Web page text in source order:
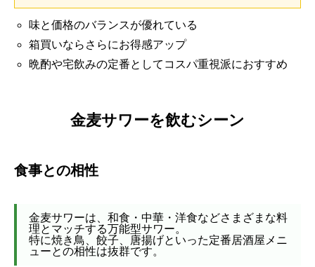
味と価格のバランスが優れている
箱買いならさらにお得感アップ
晩酌や宅飲みの定番としてコスパ重視派におすすめ
金麦サワーを飲むシーン
食事との相性
金麦サワーは、和食・中華・洋食などさまざまな料
理とマッチする万能型サワー。
特に焼き鳥、餃子、唐揚げといった定番居酒屋メニ
ューとの相性は抜群です。